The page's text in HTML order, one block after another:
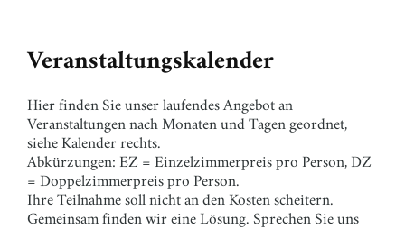
Veranstaltungskalender
Hier finden Sie unser laufendes Angebot an
Veranstaltungen nach Monaten und Tagen geordnet,
siehe Kalender rechts.
Abkürzungen: EZ = Einzelzimmerpreis pro Person, DZ
= Doppelzimmerpreis pro Person.
Ihre Teilnahme soll nicht an den Kosten scheitern.
Gemeinsam finden wir eine Lösung. Sprechen Sie uns